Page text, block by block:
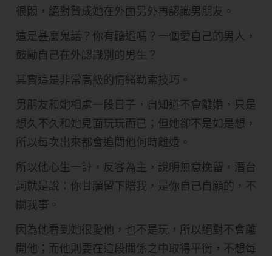
很悶，絕對贊成她在外面另外再認識男朋友。
這是甚麼鬼話？你有聽過嗎？一個愛自己的男人，
鼓勵自己在外認識別的男生？
其實這是非常高級的情緒勒索技巧。
男朋友和她相處一段日子，自知道不會離婚，只是
想久不久和她見面玩玩而已；但她卻不是如是想，
所以每次出來都會追問他何時離婚。
所以他心生一計，反客為主，說明無意挽留，潛台
詞就是說：你甘願留下陪我，是你自己自願的，不
關我事。
因為他看到她很愛他，也不是玩，所以絕對不會離
開他；而他則要在這段關係之中取得平衡，不想每